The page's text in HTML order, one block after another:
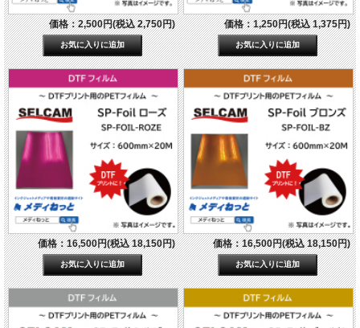
価格：2,500円(税込 2,750円) 価格：1,250円(税込 1,375円)
価格：16,500円(税込 18,150円) 価格：16,500円(税込 18,150円)